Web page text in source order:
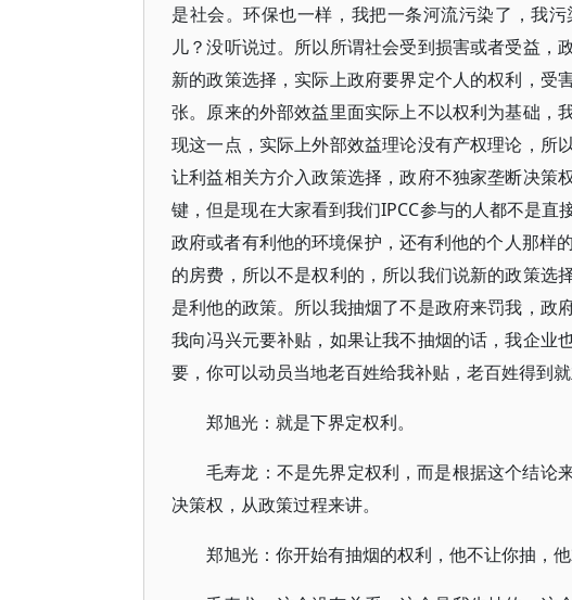
是社会。环保也一样，我把一条河流污染了，我
儿？没听说过。所以所谓社会受到损害或者受益
新的政策选择，实际上政府要界定个人的权利，受
张。原来的外部效益里面实际上不以权利为基础，
现这一点，实际上外部效益理论没有产权理论，所
让利益相关方介入政策选择，政府不独家垄断决策
键，但是现在大家看到我们IPCC参与的人都不是
政府或者有利他的环境保护，还有利他的个人那样
的房费，所以不是权利的，所以我们说新的政策选
是利他的政策。所以我抽烟了不是政府来罚我，政
我向冯兴元要补贴，如果让我不抽烟的话，我企业
要，你可以动员当地老百姓给我补贴，老百姓得到
郑旭光：就是下界定权利。
毛寿龙：不是先界定权利，而是根据这个结论
决策权，从政策过程来讲。
郑旭光：你开始有抽烟的权利，他不让你抽，他